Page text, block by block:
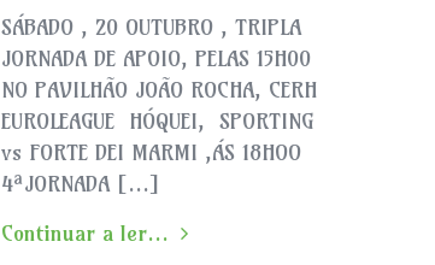
SÁBADO , 20 OUTUBRO , TRIPLA
JORNADA DE APOIO, PELAS 15H00
NO PAVILHÃO JOÃO ROCHA, CERH
EUROLEAGUE HÓQUEI, SPORTING
vs FORTE DEI MARMI ,ÁS 18HOO
4ªJORNADA […]
Continuar a ler...